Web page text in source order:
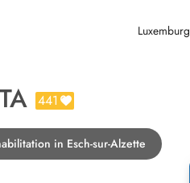
Luxemburg
441
in Esch-sur-Alzette